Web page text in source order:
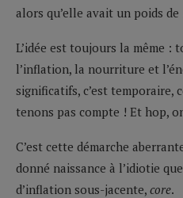
alors qu’elle avait un poids de
L’idée est toujours la même :
l’inflation, la nourriture et
significatifs, c’est temporaire,
tenons pas compte ! Et hop,
C’est cette démarche
donné naissance à l’idiotie
d’inflation sous-jacente, core.